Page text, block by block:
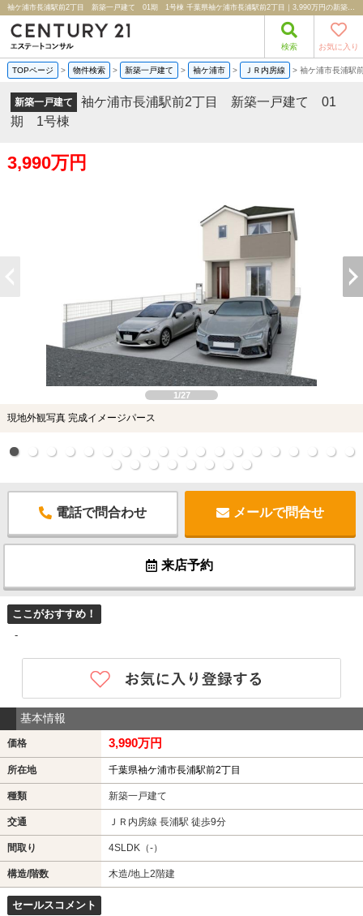
袖ケ浦市長浦駅前2丁目 新築一戸建て 01期 1号棟 千葉県袖ケ浦市長浦駅前2丁目｜3,990万円の新築一戸建て｜分譲住宅や新築物件｜株式会社エステートコンサル
検索 お気に入り
TOPページ > 物件検索 > 新築一戸建て > 袖ケ浦市 > ＪＲ内房線 > 袖ケ浦市長浦
新築一戸建て
袖ケ浦市長浦駅前2丁目 新築一戸建て 01
期 1号棟
3,990万円
1/27
現地外観写真 完成イメージパース
電話で問合わせ メールで問合せ
来店予約
ここがおすすめ！
-
基本情報
価格 3,990万円
所在地 千葉県袖ケ浦市長浦駅前2丁目
種類 新築一戸建て
交通 ＪＲ内房線 長浦駅 徒歩9分
間取り 4SLDK（-）
構造/階数 木造/地上2階建
セールスコメント